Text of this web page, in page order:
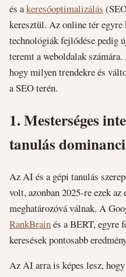
és akeresőoptimalizálás
keresztül. Az online tér
technológiák fejlődése pedig
teremt a weboldalak
hogy milyen trendekre és
a SEO terén.
1.Mesterséges
tanulás
Az AI és a gépi tanulás
volt, azonban 2025-re ezek az
meghatározóvá válnak. A
RankBrainés a BERT, egyre
keresések pontosabb
Az AI arra is képes lesz,